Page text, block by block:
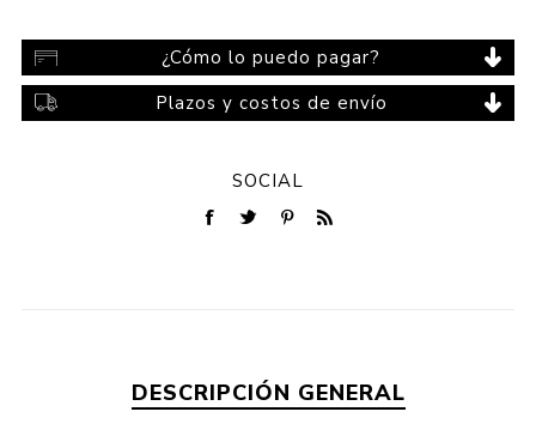
¿Cómo lo puedo pagar?
Plazos y costos de envío
SOCIAL
DESCRIPCIÓN GENERAL